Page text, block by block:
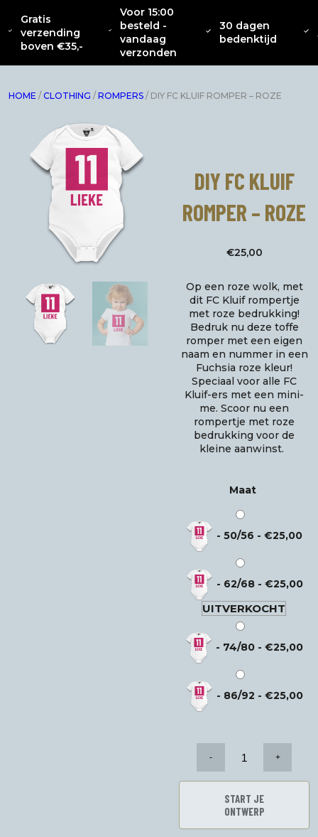
Gratis
verzending
boven €35,-
Voor 15:00
besteld -
vandaag
verzonden
30 dagen
bedenktijd
OVER
ONS
NIEUW
CATENACCIO
COLLECTIE
KLEDING INTERIEUR
HOME / CLOTHING / ROMPERS / DIY FC KLUIF ROMPER – ROZE
DIY FC KLUIF
ROMPER – ROZE
€25,00
Op een roze wolk, met
dit FC Kluif rompertje
met roze bedrukking!
Bedruk nu deze toffe
romper met een eigen
naam en nummer in een
Fuchsia roze kleur!
Speciaal voor alle FC
Kluif-ers met een mini-
me. Scoor nu een
rompertje met roze
bedrukking voor de
kleine aanwinst.
Maat
-50/56 -€25,00
- 62/68- €25,00
UITVERKOCHT
- 74/80 -€25,00
- 86/92 - €25,00
FC
Kluif
-
Roze
aantal
START JE
ONTWERP